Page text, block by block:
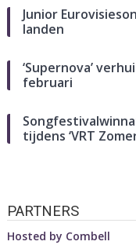
Junior
landen
‘Supernova’
februari
tijdens ‘VRT
PARTNERS
Hosted by Combell